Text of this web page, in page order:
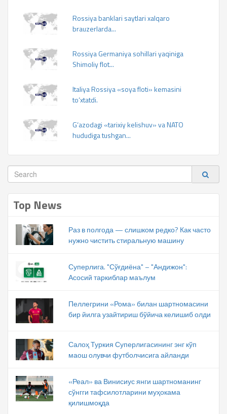
Rossiya banklari saytlari xalqaro
brauzerlarda...
Rossiya Germaniya sohillari yaqiniga
Shimoliy flot...
Italiya Rossiya «soya floti» kemasini
to‘xtatdi.
G‘azodagi «tarixiy kelishuv» va NATO
hududiga tushgan...
Top News
Раз в полгода — слишком редко? Как часто
нужно чистить стиральную машину
Суперлига. "Сўғдиёна" – "Андижон":
Асосий таркиблар маълум
Пеллегрини «Рома» билан шартномасини
бир йилга узайтириш бўйича келишиб олди
Салоҳ Туркия Суперлигасининг энг кўп
маош олувчи футболчисига айланди
«Реал» ва Винисиус янги шартноманинг
сўнгги тафсилотларини муҳокама
қилишмоқда